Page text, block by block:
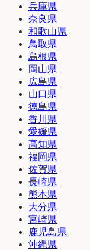
兵庫県
奈良県
和歌山県
鳥取県
島根県
岡山県
広島県
山口県
徳島県
香川県
愛媛県
高知県
福岡県
佐賀県
長崎県
熊本県
大分県
宮崎県
鹿児島県
沖縄県